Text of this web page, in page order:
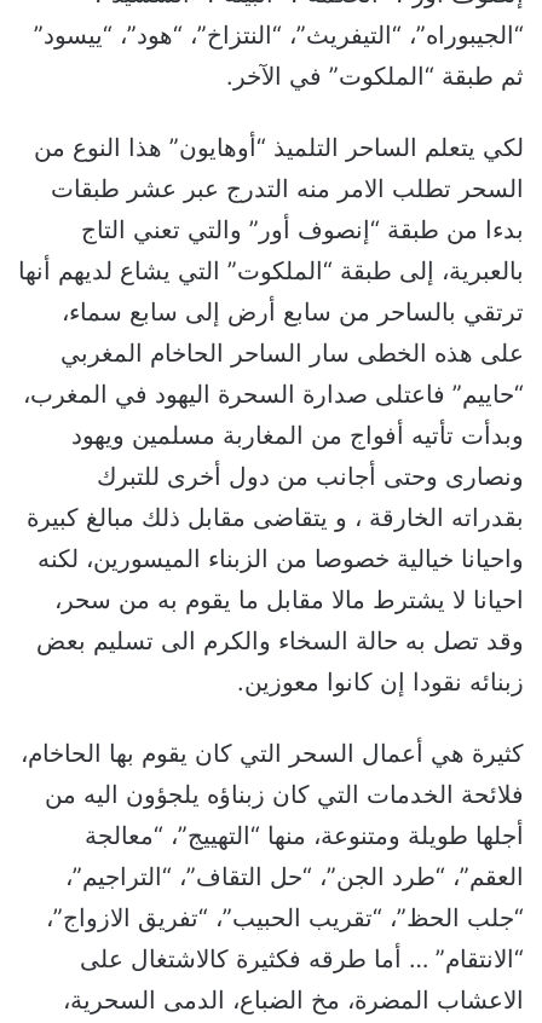
“الجيبوراه”، “التيفريث”، “النتزاخ”، “هود”، “ييسود”
ثم طبقة “الملكوت” في الآخر.
لكي يتعلم الساحر التلميذ “أوهايون” هذا النوع من
السحر تطلب الامر منه التدرج عبر عشر طبقات
بدءا من طبقة “إنصوف أور” والتي تعني التاج
بالعبرية، إلى طبقة “الملكوت” التي يشاع لديهم أنها
ترتقي بالساحر من سابع أرض إلى سابع سماء،
على هذه الخطى سار الساحر الحاخام المغربي
“حاييم” فاعتلى صدارة السحرة اليهود في المغرب،
وبدأت تأتيه أفواج من المغاربة مسلمين ويهود
ونصارى وحتى أجانب من دول أخرى للتبرك
بقدراته الخارقة ، و يتقاضى مقابل ذلك مبالغ كبيرة
واحيانا خيالية خصوصا من الزبناء الميسورين، لكنه
احيانا لا يشترط مالا مقابل ما يقوم به من سحر،
وقد تصل به حالة السخاء والكرم الى تسليم بعض
زبنائه نقودا إن كانوا معوزين.
كثيرة هي أعمال السحر التي كان يقوم بها الحاخام،
فلائحة الخدمات التي كان زبناؤه يلجؤون اليه من
أجلها طويلة ومتنوعة، منها “التهييج”، “معالجة
العقم”، “طرد الجن”، “حل التقاف”، “التراجيم”،
“جلب الحظ”، “تقريب الحبيب”، “تفريق الازواج”،
“الانتقام” … أما طرقه فكثيرة كالاشتغال على
الاعشاب المضرة، مخ الضباع، الدمى السحرية،